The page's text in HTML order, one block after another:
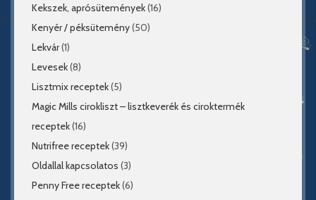
Kekszek, aprósütemények(16)
Kenyér / péksütemény(50)
Lekvár(1)
Levesek(8)
Lisztmix receptek(5)
Magic Mills cirokliszt – lisztkeverék és ciroktermék
receptek(16)
Nutrifree receptek(39)
Oldallal kapcsolatos (3)
Penny Free receptek(6)